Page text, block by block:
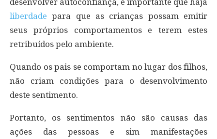
desenvolver autoconfiança, é importante que haja
liberdade para que as crianças possam emitir
seus próprios comportamentos e terem estes
retribuídos pelo ambiente.
Quando os pais se comportam no lugar dos filhos,
não criam condições para o desenvolvimento
deste sentimento.
Portanto, os sentimentos não são causas das
ações das pessoas e sim manifestações